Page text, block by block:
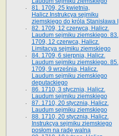
81. 1709, 25 kwietnia,
Halicz.Instrukcya sejmiku
ziemskiego do króla Stanisława I
82. 1709, 12 czerwca, Halicz.
Laudum sejmiku ziemskiego. 83.
1709, 12 czerwca, Halicz.
Limitacya sejmiku ziemskiego
84. 1709, 6 sierpnia, Halicz.
Laudum sejmiku ziemskiego. 85.
1709, 9 września, Halicz.
Laudum sejmiku ziemskiego
deputackiego
86. 1710, 3 stycznia, Halicz.
Laudum sejmiku ziemskiego
87. 1710, 20 stycznia, Halicz.
Laudum sejmiku ziemskiego
88. 1710, 20 stycznia, Halicz.
Instrukcya sejmiku ziemskiego
posłom na radę walną